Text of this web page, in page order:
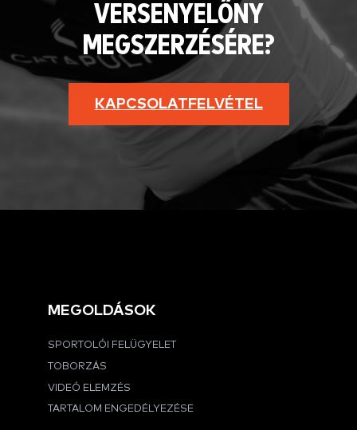
VERSENYELŐNY
MEGSZERZÉSÉRE?
KAPCSOLATFELVÉTEL
MEGOLDÁSOK
SPORTOLÓI FELÜGYELET
TOBORZÁS
VIDEÓ ELEMZÉS
TARTALOM ENGEDÉLYEZÉSE